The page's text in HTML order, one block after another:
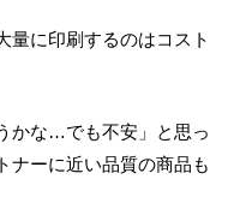
量に印刷するのはコスト
かな…でも不安」と思っ
ナーに近い品質の商品も